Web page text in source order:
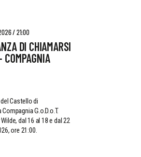
/ 21:00
DI CHIAMARSI
COMPAGNIA
Castello di
G.o.D.o.T.
dal 16 al 18 e dal 22
ore 21:00.